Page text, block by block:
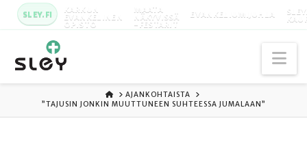
SLEY.FI KARKUN
EVANKELINEN
OPISTO
MAATA
NÄKYVISSÄ
-FESTARIT
EVANKELIUMIJUHLA
ETUSIVU
AJANKOHTAISTA
”TAJUSIN JONKIN MUUTTUNEEN SUHTEESSA JUMALAAN”